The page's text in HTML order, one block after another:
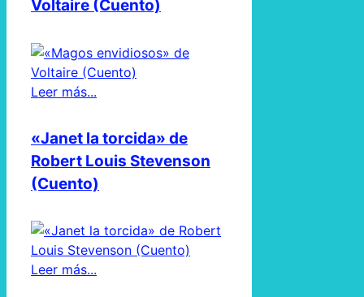
Voltaire (Cuento)
Leer más...
«Janet la torcida» de
Robert Louis Stevenson
(Cuento)
Leer más...